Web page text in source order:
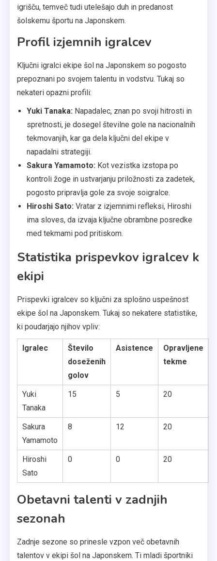
igrišču, temveč tudi utelešajo duh in predanost
šolskemu športu na Japonskem.
Profil izjemnih igralcev
Ključni igralci ekipe šol na Japonskem so pogosto
prepoznani po svojem talentu in vodstvu. Tukaj so
nekateri opazni profili:
Yuki Tanaka: Napadalec, znan po svoji hitrosti in
spretnosti, je dosegel številne gole na nacionalnih
tekmovanjih, kar ga dela ključni del ekipe v
napadalni strategiji.
Sakura Yamamoto: Kot vezistka izstopa po
kontroli žoge in ustvarjanju priložnosti za zadetek,
pogosto pripravlja gole za svoje soigralce.
Hiroshi Sato: Vratar z izjemnimi refleksi, Hiroshi
ima sloves, da izvaja ključne obrambne posredke
med tekmami pod pritiskom.
Statistika prispevkov igralcev k
ekipi
Prispevki igralcev so ključni za splošno uspešnost
ekipe šol na Japonskem. Tukaj so nekatere statistike,
ki poudarjajo njihov vpliv:
Igralec
Število
doseženih
golov
Asistence
Opravljene
tekme
Yuki
Tanaka
15 5 20
Sakura
Yamamoto
8 12 20
Hiroshi
Sato
0 0 20
Obetavni talenti v zadnjih
sezonah
Zadnje sezone so prinesle vzpon več obetavnih
talentov v ekipi šol na Japonskem. Ti mladi športniki